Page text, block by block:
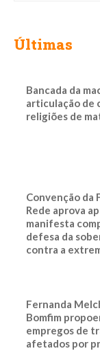
Últimas
Bancada da
articulação de
religiões de
Convenção da
Rede aprova
manifesta
defesa da
contra a
Fernanda
Bomfim
empregos de
afetados por